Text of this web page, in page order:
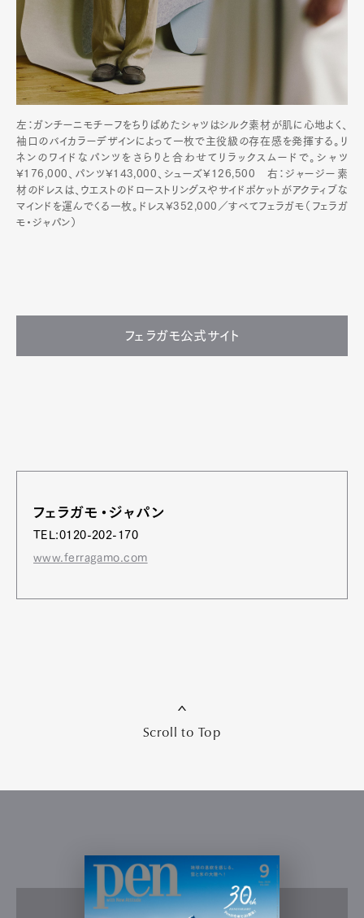
左：ガンチーニモチーフをちりばめたシャツはシルク素材が肌に心地よく、
袖口のバイカラーデザインによって一枚で主役級の存在感を発揮する。リ
ネンのワイドなパンツをさらりと合わせてリラックスムードで。シャツ
¥176,000、パンツ¥143,000、シューズ¥126,500 右：ジャージー素
材のドレスは、ウエストのドローストリングスやサイドポケットがアクティブな
マインドを運んでくる一枚。ドレス¥352,000／すべてフェラガモ（フェラガ
モ・ジャパン）
フェラガモ公式サイト
フェラガモ・ジャパン
TEL:0120-202-170
www.ferragamo.com
Scroll to Top